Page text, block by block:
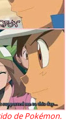
de Pokémon.